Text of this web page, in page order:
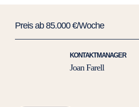
Preis ab 85.000 €/Woche
KONTAKTMANAGER
Joan Farell